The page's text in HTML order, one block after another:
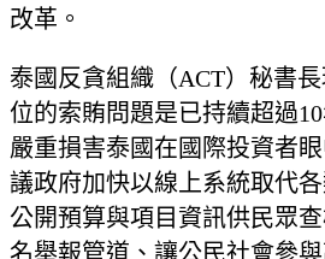
改革。
泰國反貪組織（ACT）秘書
位的索賄問題是已持續超過
嚴重損害泰國在國際投資者
議政府加快以線上系統取代
公開預算與項目資訊供民眾
名舉報管道、讓公民社會參